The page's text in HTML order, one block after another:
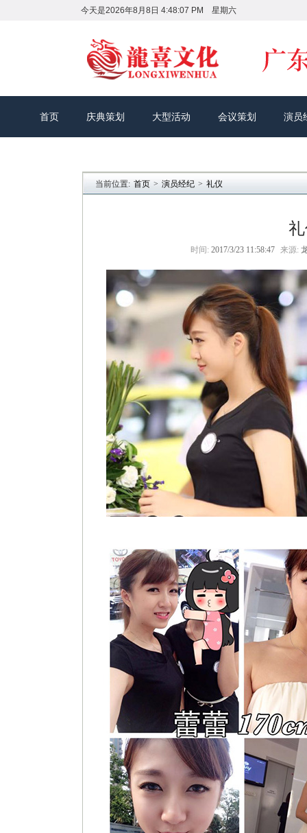
今天是2026年8月8日 4:48:08 PM 星期六
首页 庆典策划 大型活动 会议策划 演员
当前位置: 首页 > 演员经纪 > 礼仪
时间: 2017/3/23 11:58:47 来源: